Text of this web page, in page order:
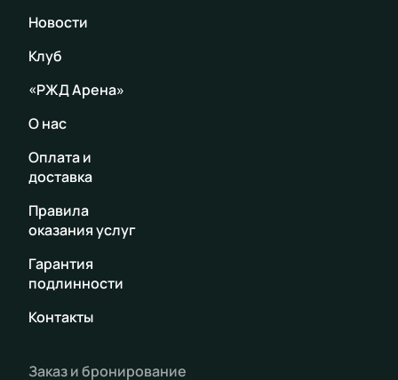
Новости
Клуб
«РЖД Арена»
О нас
Оплата и
доставка
Правила
оказания услуг
Гарантия
подлинности
Контакты
Заказ и бронирование